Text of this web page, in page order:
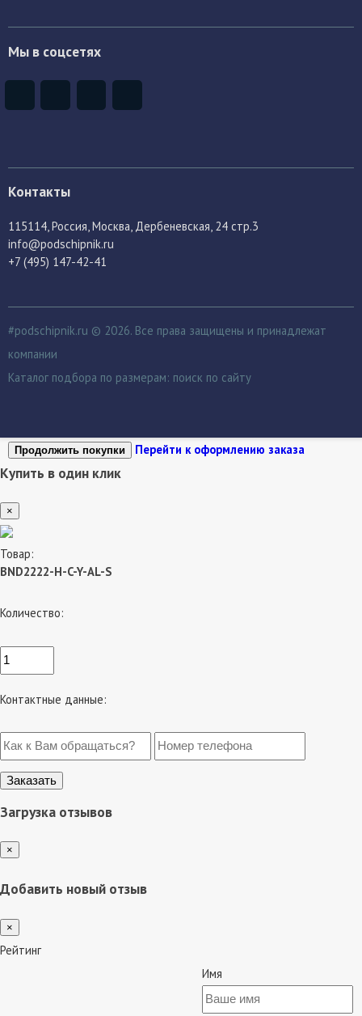
Мы в соцсетях
Контакты
115114 , Россия, Москва, Дербеневская, 24 стр.3
info@podschipnik.ru
+7 (495) 147-42-41
#podschipnik.ru © 2026. Все права защищены и принадлежат
компании
Каталог подбора по размерам: поиск по сайту
Продолжить покупки Перейти к оформлению заказа
Купить в один клик
×
Товар:
BND2222-H-C-Y-AL-S
Количество:
Контактные данные:
Загрузка отзывов
×
Добавить новый отзыв
×
Рейтинг
Имя